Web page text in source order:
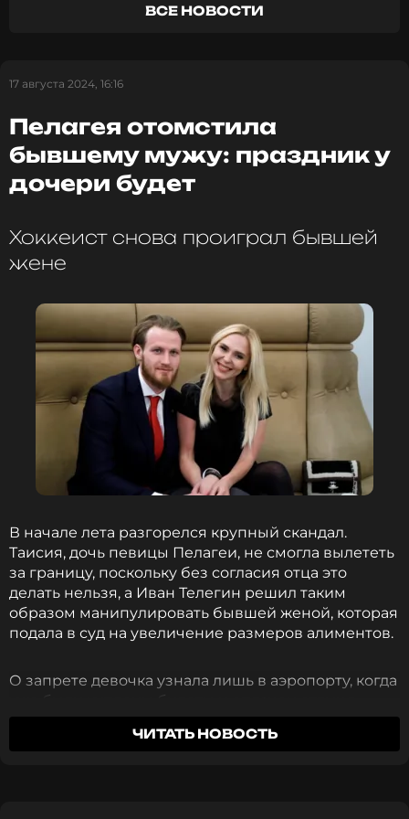
ССЫЛКА
ВСЕ НОВОСТИ
17 августа 2024, 16:16
Пелагея отомстила
бывшему мужу: праздник у
дочери будет
Хоккеист снова проиграл бывшей
жене
В начале лета разгорелся крупный скандал.
Таисия, дочь певицы Пелагеи, не смогла вылететь
за границу, поскольку без согласия отца это
делать нельзя, а Иван Телегин решил таким
образом манипулировать бывшей женой, которая
подала в суд на увеличение размеров алиментов.
О запрете девочка узнала лишь в аэропорту, когда
уже были куплены билеты и оплачен отдых в
Турции. Видео рыдающей малышки никого не
оставило равнодушным: праздник в честь начала
ЧИТАТЬ НОВОСТЬ